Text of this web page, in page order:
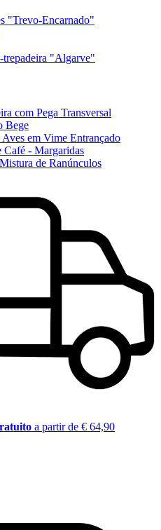
"Trevo-Encarnado"
"Algarve"
com Pega Transversal
Bege
em Vime Entrançado
Café - Margaridas
de Ranúnculos
a partir de € 64,90